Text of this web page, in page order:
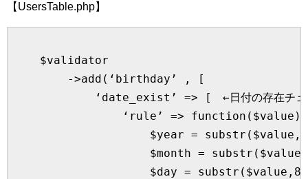
【UsersTable.php】
    $validator
        ->add(‘birthday’ , [
‘date_exist’ => [　←日付の存在チェ
‘rule’ => function($value)
$year =
$month =
$day =